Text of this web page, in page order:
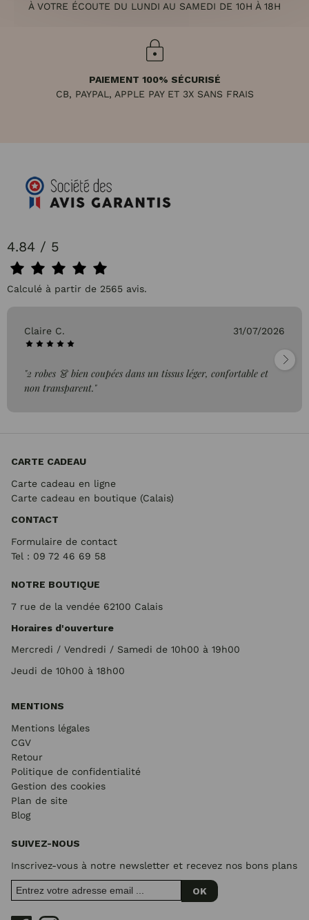
À VOTRE ÉCOUTE DU LUNDI AU SAMEDI DE 10H À 18H
PAIEMENT 100% SÉCURISÉ
CB, PAYPAL, APPLE PAY ET 3X SANS FRAIS
4.84 / 5
Calculé à partir de 2565 avis.
Claire C. 31/07/2026
"2 robes 👗 bien coupées dans un tissus léger, confortable et
non transparent."
CARTE CADEAU
Carte cadeau en ligne
Carte cadeau en boutique (Calais)
CONTACT
Formulaire de contact
Tel : 09 72 46 69 58
NOTRE BOUTIQUE
7 rue de la vendée 62100 Calais
Horaires d'ouverture
Mercredi / Vendredi / Samedi de 10h00 à 19h00
Jeudi de 10h00 à 18h00
MENTIONS
Mentions légales
CGV
Retour
Politique de confidentialité
Gestion des cookies
Plan de site
Blog
SUIVEZ-NOUS
Inscrivez-vous à notre newsletter et recevez nos bons plans
OK